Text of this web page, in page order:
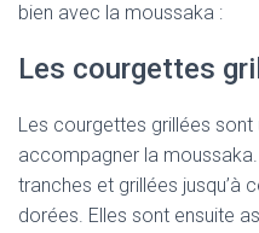
bien avec la moussaka :
Les courgettes
Les courgettes grillées
accompagner la
tranches et grillées jusqu’à
dorées. Elles sont ensuite